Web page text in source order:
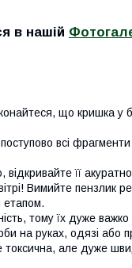
в нашій
що кришка у
всі
її
Вимийте пензлик
етапом.
тому їх дуже важко
на руках, одязі або
але дуже